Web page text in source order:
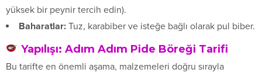
yüksek bir peynir tercih edin).
Baharatlar: Tuz, karabiber ve isteğe bağlı olarak pul biber.
Yapılışı: Adım Adım Pide Böreği Tarifi
Bu tarifte en önemli aşama, malzemeleri doğru sırayla